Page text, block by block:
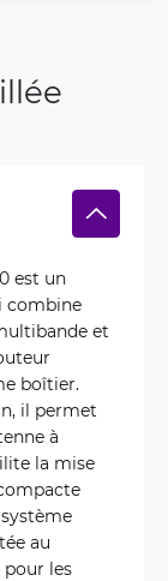
est un
combine
et
boîtier.
il permet
à
la mise
au
pour les